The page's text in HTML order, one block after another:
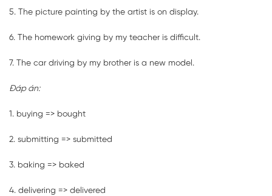
5. The picture painting by the artist is on display.
6. The homework giving by my teacher is difficult.
7. The car driving by my brother is a new model.
Đáp án:
1. buying => bought
2. submitting => submitted
3. baking => baked
4. delivering => delivered